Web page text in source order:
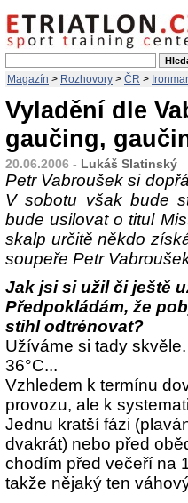
Magazín > Rozhovory > ČR >
Vyladění dle
gaučing,
20.06.2006 - Lukáš Slatinský
Petr Vabroušek si
V sobotu však bude
bude usilovat o titul
skalp určitě někdo
soupeře Petr
Jak jsi si užil či ještě
Předpokládám, že
stihl odtrénovat?
Užíváme si tady
36°C...
Vzhledem k termínu
provozu, ale k
Jednu kratší fázi
dvakrát) nebo před
chodím před večeří na
takže nějaký ten